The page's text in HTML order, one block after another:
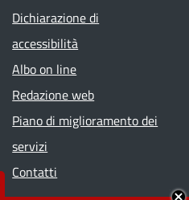
Dichiarazione di
accessibilità
Albo on line
Redazione web
Piano di miglioramento dei
servizi
Contatti